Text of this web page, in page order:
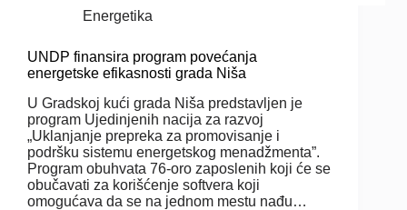
Energetika
UNDP finansira program povećanja
energetske efikasnosti grada Niša
U Gradskoj kući grada Niša predstavljen je
program Ujedinjenih nacija za razvoj
„Uklanjanje prepreka za promovisanje i
podršku sistemu energetskog menadžmenta”.
Program obuhvata 76-oro zaposlenih koji će se
obučavati za korišćenje softvera koji
omogućava da se na jednom mestu nađu…